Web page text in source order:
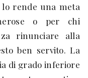
lo rende una meta
o per chi
rinunciare alla
ben servito. La
di grado inferiore